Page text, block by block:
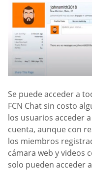
Se puede acceder a
FCN Chat sin costo
los usuarios acceder
cuenta, aunque con
los miembros
cámara web y videos
solo pueden acceder